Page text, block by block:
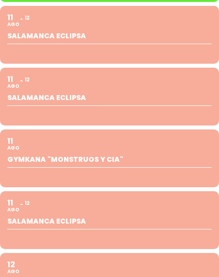
11
AGO
12
SALAMANCA ECLIPSA
11
AGO
12
SALAMANCA ECLIPSA
11
AGO
GYMKANA "MONSTRUOS Y CIA"
11
AGO
12
SALAMANCA ECLIPSA
12
AGO